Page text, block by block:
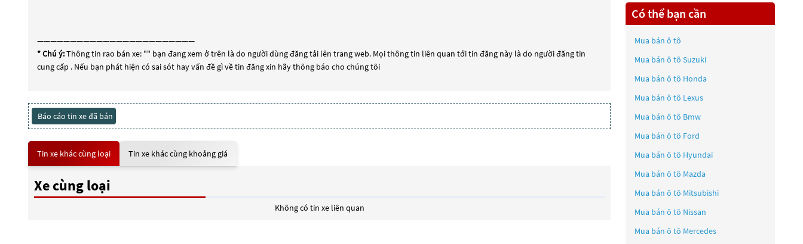
————————————————————————
* Chú ý:Thông tin rao bán xe: "" bạn đang xem ở trên là do người dùng đăng tải lên trang web. Mọi thông tin liên quan tới tin đăng này là do người đăng tin
cung cấp . Nếu bạn phát hiện có sai sót hay vấn đề gì về tin đăng xin hãy thông báo cho chúng tôi
Báo cáo tin xe đã bán
Tin xe khác cùng loại Tin xe khác cùng khoảng giá
Xe cùng loại
Không có tin xe liên quan
Có thể bạn cần
Mua bán ô tô
Mua bán ô tô Suzuki
Mua bán ô tô Honda
Mua bán ô tô Lexus
Mua bán ô tô Bmw
Mua bán ô tô Ford
Mua bán ô tô Hyundai
Mua bán ô tô Mazda
Mua bán ô tô Mitsubishi
Mua bán ô tô Nissan
Mua bán ô tô Mercedes